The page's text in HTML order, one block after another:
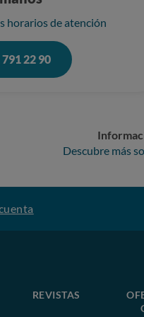
horarios de atención
791 22 90
Descubre más
REVISTAS